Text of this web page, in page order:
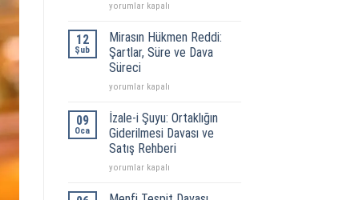
Tasarrufun
Davası:
Şartlar,
Süreç
ve
Yargıtay
için
yorumlar kapalı
12
Şub
Mirasın Hükmen Reddi:
Şartlar, Süre ve Dava
Süreci
Mirasın
Reddi:
Şartlar,
Süre
ve
Dava
için
yorumlar kapalı
09
Oca
İzale-i Şuyu: Ortaklığın
Giderilmesi Davası ve
Satış Rehberi
İzale-
Şuyu:
yorumlar kapalı